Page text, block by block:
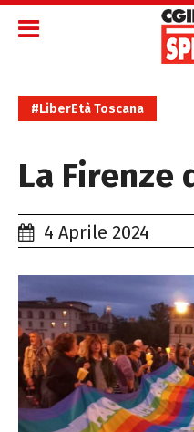
#LiberEtà Toscana
La Firenze
4 Aprile 2024